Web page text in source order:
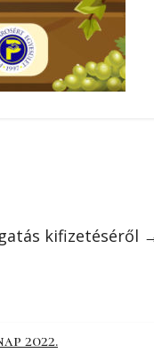
kifizetéséről
2022.